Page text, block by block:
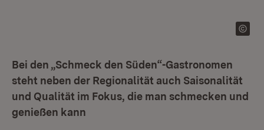
Bei den „Schmeck den Süden“-Gastronomen
steht neben der Regionalität auch Saisonalität
und Qualität im Fokus, die man schmecken und
genießen kann